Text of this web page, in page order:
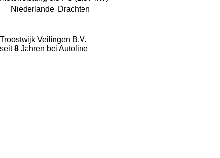
Niederlande, Drachten
Troostwijk Veilingen B.V.
seit8 Jahren bei Autoline